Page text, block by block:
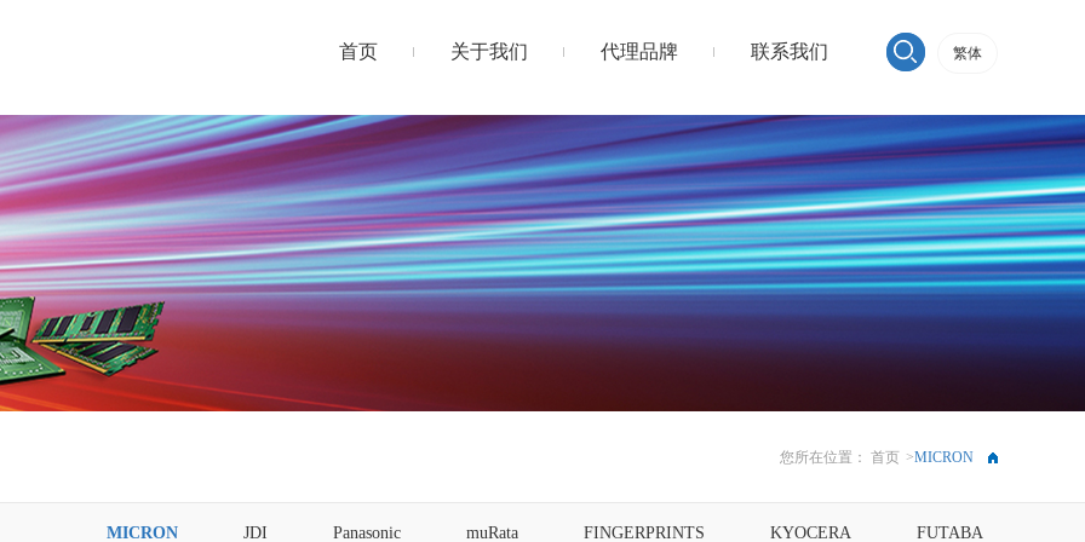
繁体
首页 关于我们 代理品牌 联系我们
您所在位置： 首页 >MICRON
MICRON JDI Panasonic muRata FINGERPRINTS KYOCERA FUTABA